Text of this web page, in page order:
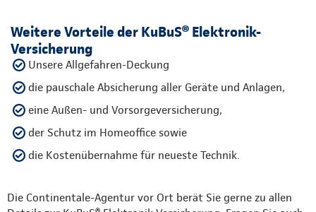
Weitere Vorteile der KuBuS® Elektronik-
Versicherung
Unsere Allgefahren-Deckung
die pauschale Absicherung aller Geräte und Anlagen,
eine Außen- und Vorsorgeversicherung,
der Schutz im Homeoffice sowie
die Kostenübernahme für neueste Technik.
Die Continentale-Agentur vor Ort berät Sie gerne zu allen